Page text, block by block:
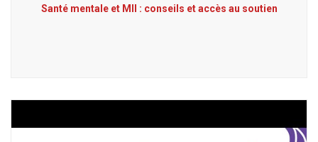
Santé mentale et MII : conseils et accès au soutien